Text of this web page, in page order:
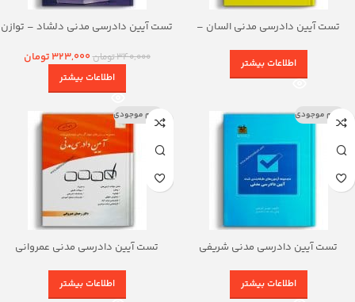
تست آیین دادرسی مدنی السان –
اطلاعات بیشتر
تست آیین دادرسی مدنی دلشاد – توازن
340,000تومان323,000تومان
اطلاعات بیشتر
اتمام موجودی
تست آیین دادرسی مدنی شریفی
اطلاعات بیشتر
اتمام موجودی
تست آیین دادرسی مدنی عمروانی
اطلاعات بیشتر